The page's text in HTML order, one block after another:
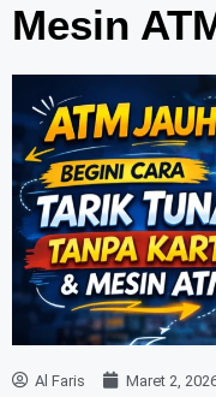
Mesin
Al Faris Maret 2,